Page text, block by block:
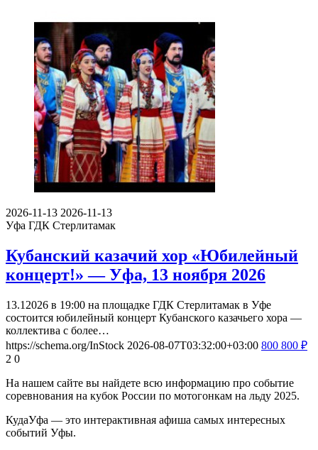
2026-11-13 2026-11-13
Уфа ГДК Стерлитамак
Кубанский казачий хор «Юбилейный
концерт!» — Уфа, 13 ноября 2026
13.12026 в 19:00 на площадке ГДК Стерлитамак в Уфе
состоится юбилейный концерт Кубанского казачьего хора —
коллектива с более…
https://schema.org/InStock 2026-08-07T03:32:00+03:00 800 800 ₽
2 0
На нашем сайте вы найдете всю информацию про событие
соревнования на кубок России по мотогонкам на льду 2025.
КудаУфа — это интерактивная афиша самых интересных
событий Уфы.